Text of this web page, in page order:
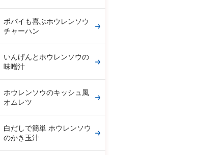
ポパイも喜ぶホウレンソウ
チャーハン
いんげんとホウレンソウの
味噌汁
ホウレンソウのキッシュ風
オムレツ
白だしで簡単 ホウレンソウ
のかき玉汁